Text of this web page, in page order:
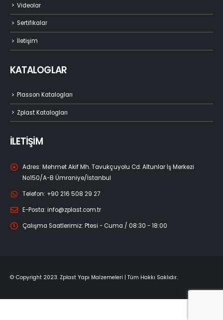
Videolar
Sertifikalar
İletişim
KATALOGLAR
Plasson Katalogları
Zplast Katalogları
İLETİŞİM
Adres: Mehmet Akif Mh. Tavukçuyolu Cd. Altunlar İş Merkezi
No150/A-B Ümraniye/İstanbul
Telefon: +90 216 508 29 27
E-Posta: info@zplast.com.tr
Çalışma Saatlerimiz: Ptesi - Cuma / 08:30 - 18:00
© Copyright 2023. Zplast Yapı Malzemeleri | Tüm Hakkı Saklıdır.